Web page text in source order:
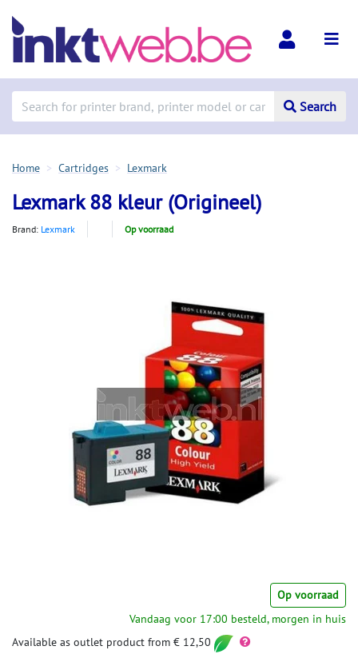
Search
Home Cartridges Lexmark
Lexmark 88 kleur (Origineel)
Brand: Lexmark Op voorraad
Op voorraad
Vandaag voor 17:00 besteld, morgen in huis
Available as outlet product from € 12,50